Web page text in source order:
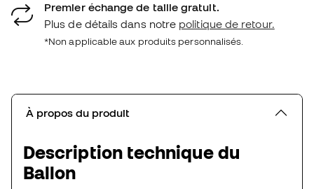
Premier échange de taille gratuit.
Plus de détails dans notre politique de retour.
*Non applicable aux produits personnalisés.
À propos du produit
Description technique du
Ballon